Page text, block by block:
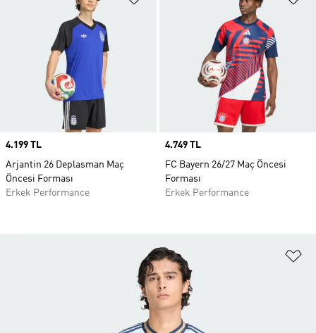
Price
4.199 TL
Arjantin 26 Deplasman Maç
Öncesi Forması
Erkek Performance
Price
4.749 TL
FC Bayern 26/27 Maç Öncesi
Forması
Erkek Performance